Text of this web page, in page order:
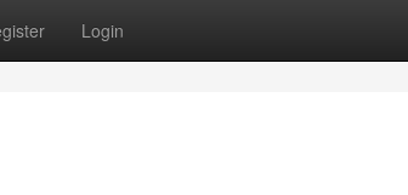
Login